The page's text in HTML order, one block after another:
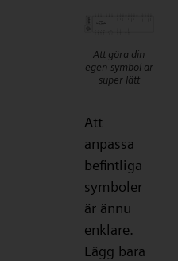
Att göra din
egen symbol är
super lätt
Att
anpassa
befintliga
symboler
är ännu
enklare.
Lägg bara